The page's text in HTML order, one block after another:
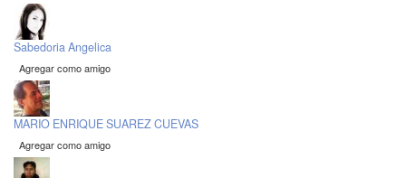
Sabedoria Angelica
Agregar como amigo
MARIO ENRIQUE SUAREZ CUEVAS
Agregar como amigo